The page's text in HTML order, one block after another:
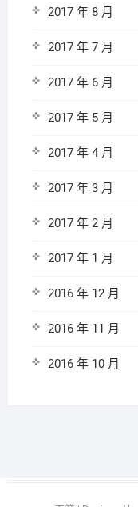
2017 年 8 月
2017 年 7 月
2017 年 6 月
2017 年 5 月
2017 年 4 月
2017 年 3 月
2017 年 2 月
2017 年 1 月
2016 年 12 月
2016 年 11 月
2016 年 10 月